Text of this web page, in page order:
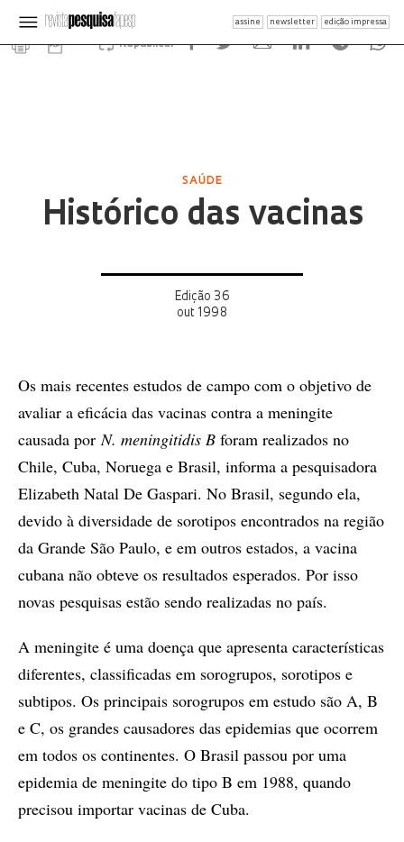
assine newsletter edição impressa
Republicar
SAÚDE
Histórico das vacinas
Edição 36
out 1998
Os mais recentes estudos de campo com o objetivo de
avaliar a eficácia das vacinas contra a meningite
causada porN. meningitidis B foram realizados no
Chile, Cuba, Noruega e Brasil, informa a pesquisadora
Elizabeth Natal De Gaspari. No Brasil, segundo ela,
devido à diversidade de sorotipos encontrados na região
da Grande São Paulo, e em outros estados, a vacina
cubana não obteve os resultados esperados. Por isso
novas pesquisas estão sendo realizadas no país.
A meningite é uma doença que apresenta características
diferentes, classificadas em sorogrupos, sorotipos e
subtipos. Os principais sorogrupos em estudo são A, B
e C, os grandes causadores das epidemias que ocorrem
em todos os continentes. O Brasil passou por uma
epidemia de meningite do tipo B em 1988, quando
precisou importar vacinas de Cuba.